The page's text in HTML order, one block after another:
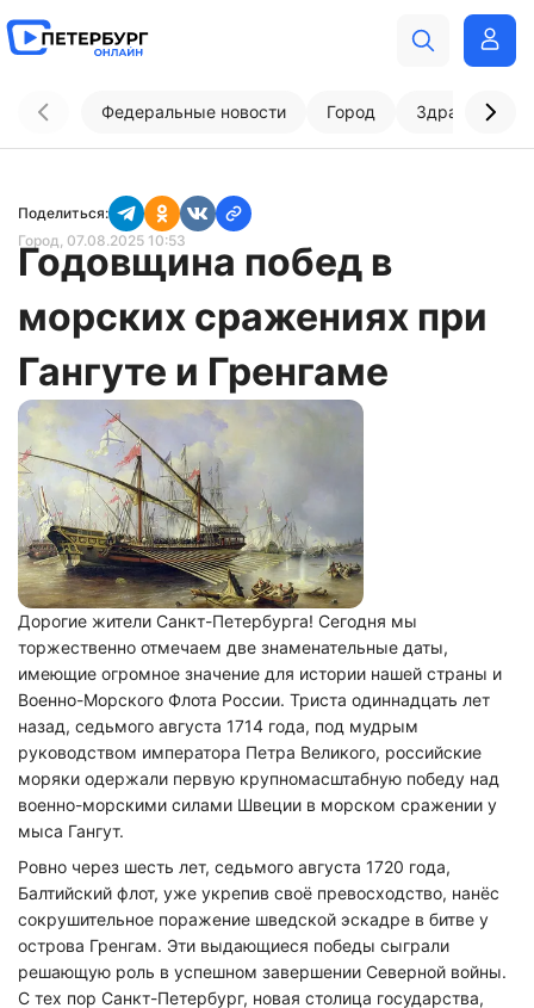
Федеральные новости Город
Поделиться:
Город, 07.08.2025 10:53
Годовщина побед в
морских сражениях при
Гангуте и Гренгаме
Дорогие жители Санкт-Петербурга! Сегодня мы
торжественно отмечаем две знаменательные даты,
имеющие огромное значение для истории нашей страны и
Военно-Морского Флота России. Триста одиннадцать лет
назад, седьмого августа 1714 года, под мудрым
руководством императора Петра Великого, российские
моряки одержали первую крупномасштабную победу над
военно-морскими силами Швеции в морском сражении у
мыса Гангут.
Ровно через шесть лет, седьмого августа 1720 года,
Балтийский флот, уже укрепив своё превосходство, нанёс
сокрушительное поражение шведской эскадре в битве у
острова Гренгам. Эти выдающиеся победы сыграли
решающую роль в успешном завершении Северной войны.
С тех пор Санкт-Петербург, новая столица государства,